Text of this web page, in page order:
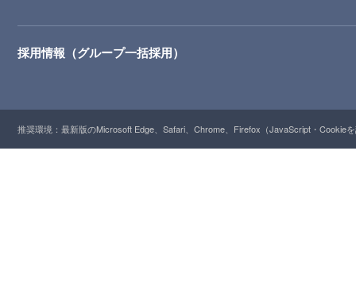
採用情報（グループ一括採用）
推奨環境：最新版のMicrosoft Edge、Safari、Chrome、Firefox（JavaScript・Cookie